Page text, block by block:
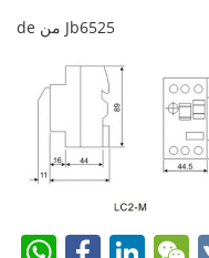
de من Jb6525